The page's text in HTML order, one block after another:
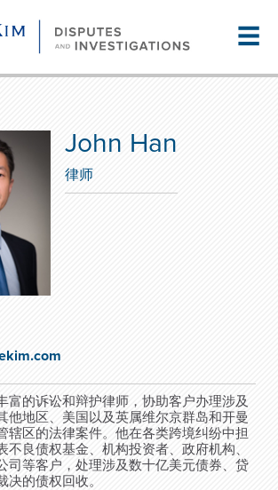
☰
John Han
律师
富的诉讼和辩护律师，协助客户办理涉及
他地区、美国以及英属维尔京群岛和开曼
辖区的法律案件。他在各类跨境纠纷中担
不良债权基金、机构投资者、政府机构、
司等客户，处理涉及数十亿美元债券、贷
决的债权回收。